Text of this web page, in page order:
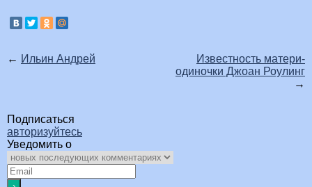
← Ильин Андрей
Известность матери-
одиночки Джоан Роулинг
→
Подписаться
авторизуйтесь
Уведомить о